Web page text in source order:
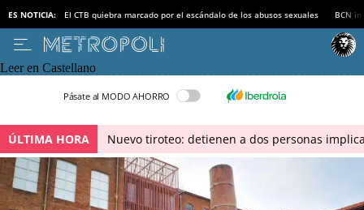
ES NOTICIA: El CTB quiebra marcado por el escándalo de los abusos sexuales BCN
Leer en Castellano
Pásate al MODO AHORRO
ÚLTIMA HORA Nuevo tiroteo: detienen a dos personas